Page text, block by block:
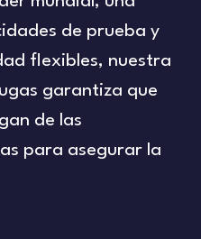
de prueba y
flexibles, nuestra
garantiza que
de las
para asegurar la